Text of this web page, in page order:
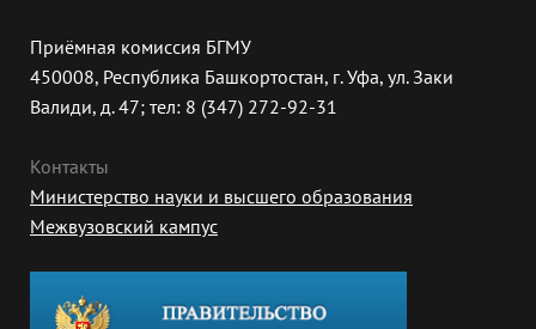
Приёмная комиссия БГМУ
450008, Республика Башкортостан, г. Уфа, ул. Заки
Валиди, д. 47; тел: 8 (347) 272-92-31
Контакты
Министерство науки и высшего образования
Межвузовский кампус